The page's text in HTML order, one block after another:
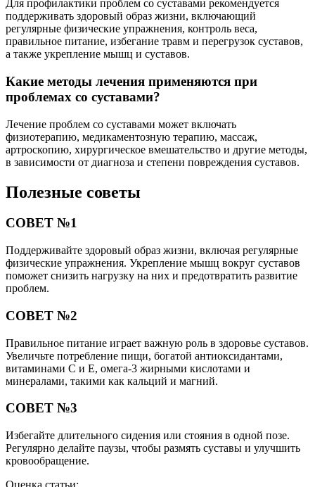
Для профилактики проблем со суставами рекомендуется
поддерживать здоровый образ жизни, включающий
регулярные физические упражнения, контроль веса,
правильное питание, избегание травм и перегрузок суставов,
а также укрепление мышц и суставов.
Какие методы лечения применяются при
проблемах со суставами?
Лечение проблем со суставами может включать
физиотерапию, медикаментозную терапию, массаж,
артроскопию, хирургическое вмешательство и другие методы,
в зависимости от диагноза и степени повреждения суставов.
Полезные советы
СОВЕТ №1
Поддерживайте здоровый образ жизни, включая регулярные
физические упражнения. Укрепление мышц вокруг суставов
поможет снизить нагрузку на них и предотвратить развитие
проблем.
СОВЕТ №2
Правильное питание играет важную роль в здоровье суставов.
Увеличьте потребление пищи, богатой антиоксидантами,
витаминами С и Е, омега-3 жирными кислотами и
минералами, такими как кальций и магний.
СОВЕТ №3
Избегайте длительного сидения или стояния в одной позе.
Регулярно делайте паузы, чтобы размять суставы и улучшить
кровообращение.
Оценка статьи: